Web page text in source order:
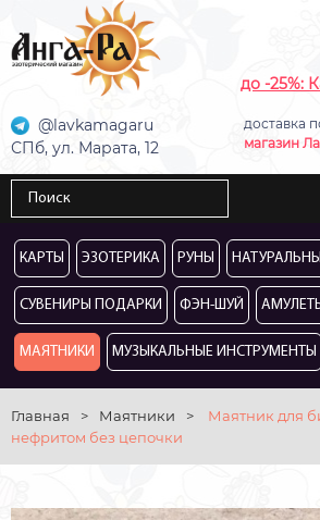
до -25%:
доставка
магазин
@lavkamagaru
СПб, ул. Марата, 12
КАРТЫ ЭЗОТЕРИКА РУНЫ
СУВЕНИРЫ ПОДАРКИ ФЭН-ШУЙ
МАЯТНИКИ МУЗЫКАЛЬНЫЕ ИНСТРУМЕНТЫ
Главная > Маятники >
Маятник для
нефритом без цепочки